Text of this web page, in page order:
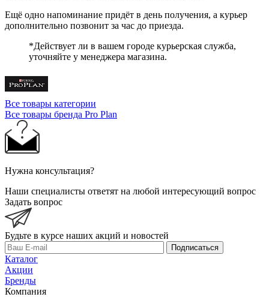
Ещё одно напоминание придёт в день получения, а курьер
дополнительно позвонит за час до приезда.
*Действует ли в вашем городе курьерская служба,
уточняйте у менеджера магазина.
Все товары категории
Все товары бренда Pro Plan
Нужна консультация?
Наши специалисты ответят на любой интересующий вопрос
Задать вопрос
Будьте в курсе наших акций и новостей
Подписаться
Каталог
Акции
Бренды
Компания